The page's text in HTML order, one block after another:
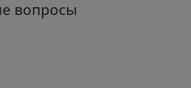
вопросы